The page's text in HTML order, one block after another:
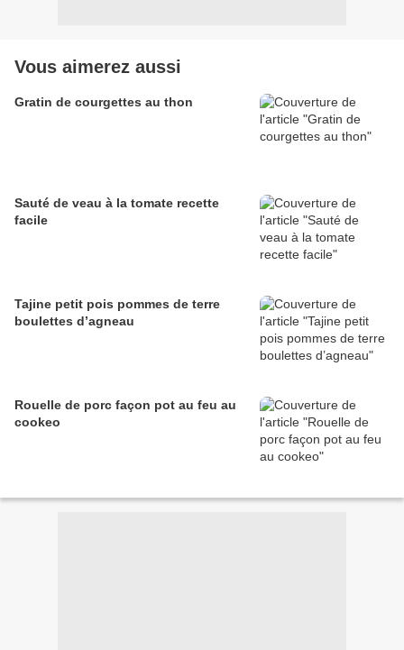
Vous aimerez aussi
Gratin de courgettes au thon
Sauté de veau à la tomate recette
facile
Tajine petit pois pommes de terre
boulettes d’agneau
Rouelle de porc façon pot au feu au
cookeo